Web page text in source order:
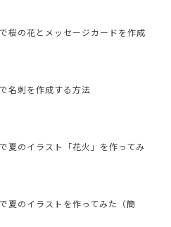
桜の花とメッセージカードを作成
名刺を作成する方法
夏のイラスト「花火」を作ってみ
夏のイラストを作ってみた（簡